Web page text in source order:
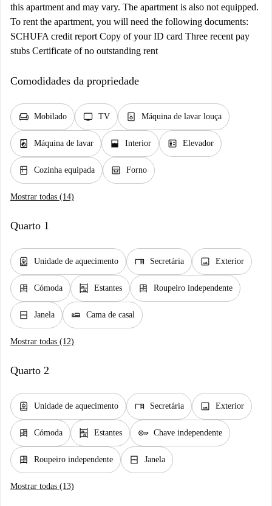
this apartment and may vary. The apartment is also not equipped.
To rent the apartment, you will need the following documents:
SCHUFA credit report Copy of your ID card Three recent pay
stubs Certificate of no outstanding rent
Comodidades da propriedade
chair Mobilado tv TV dishwasher_gen Máquina de lavar louça
local_laundry_service Máquina de lavar window_open Interior elevator Elevador
kitchen Cozinha equipada oven_gen Forno
Mostrar todas (14)
Quarto 1
water_heater Unidade de aquecimento desk Secretária image Exterior
dresser Cómoda shelves Estantes dresser Roupeiro independente
window_closed Janela airline_seat_flat Cama de casal
Mostrar todas (12)
Quarto 2
water_heater Unidade de aquecimento desk Secretária image Exterior
dresser Cómoda shelves Estantes key Chave independente
dresser Roupeiro independente window_closed Janela
Mostrar todas (13)